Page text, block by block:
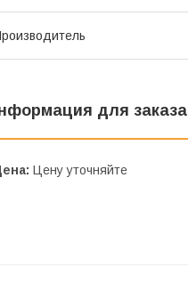
для заказа
Цену уточняйте